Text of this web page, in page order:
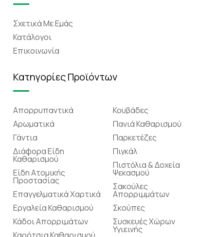
Σχετικά Mε Eμάς
Κατάλογοι
Επικοινωνία
Κατηγορίες Προϊόντων
Απορρυπαντικά
Αρωματικά
Γάντια
Διάφορα Είδη
Καθαρισμού
Είδη Ατομικής
Προστασίας
Επαγγελματικά Χαρτικά
Εργαλεία Καθαρισμού
Κάδοι Απορριμάτων
Καρότσια Καθαρισμού
Κουβάδες
Πανιά Καθαρισμού
Παρκετέζες
Πιγκάλ
Πιστόλια & Δοχεία
Ψεκασμού
Σακούλες
Απορριμμάτων
Σκούπες
Συσκευές Χώρων
Υγιεινής